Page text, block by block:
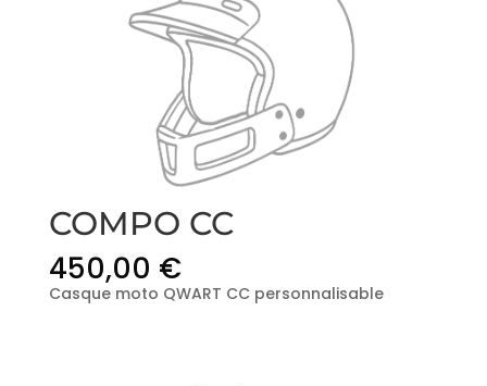
COMPO CC
450,00 €
Casque moto QWART CC personnalisable